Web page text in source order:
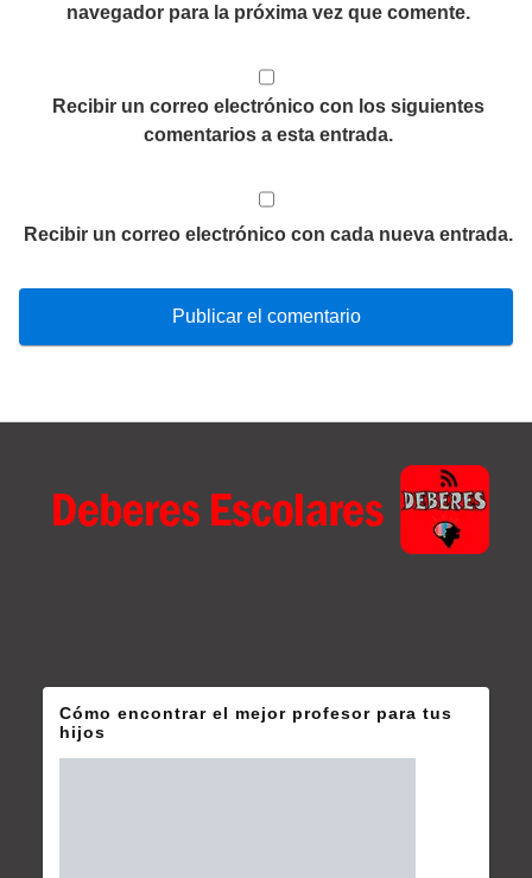
navegador para la próxima vez que comente.
Recibir un correo electrónico con los siguientes
comentarios a esta entrada.
Recibir un correo electrónico con cada nueva entrada.
Cómo encontrar el mejor profesor para tus
hijos